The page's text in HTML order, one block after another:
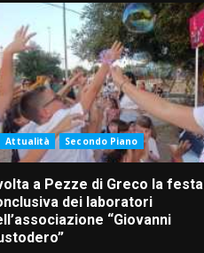
Attualità Secondo Piano
a Pezze di Greco la festa
dei laboratori
“Giovanni